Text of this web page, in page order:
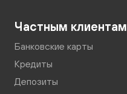
Частным клиентам
Банковские карты
Кредиты
Депозиты